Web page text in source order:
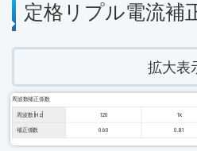
定格リプル電流補
拡大表
周波数補正係数
周波数 [Hz] 120 1k
補正係数 0.60 0.81